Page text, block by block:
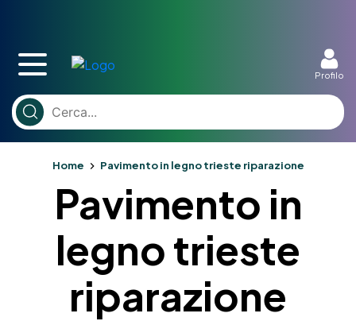
Profilo
Home Pavimento in legno trieste riparazione
Pavimento in
legno trieste
riparazione